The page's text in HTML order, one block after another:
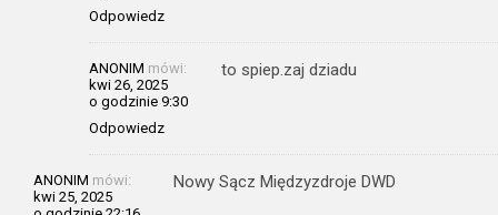
Odpowiedz
ANONIM mówi:
kwi 26, 2025
o godzinie 9:30
Odpowiedz
to spiep.zaj dziadu
ANONIM mówi:
kwi 25, 2025
Nowy Sącz Międzyzdroje DWD